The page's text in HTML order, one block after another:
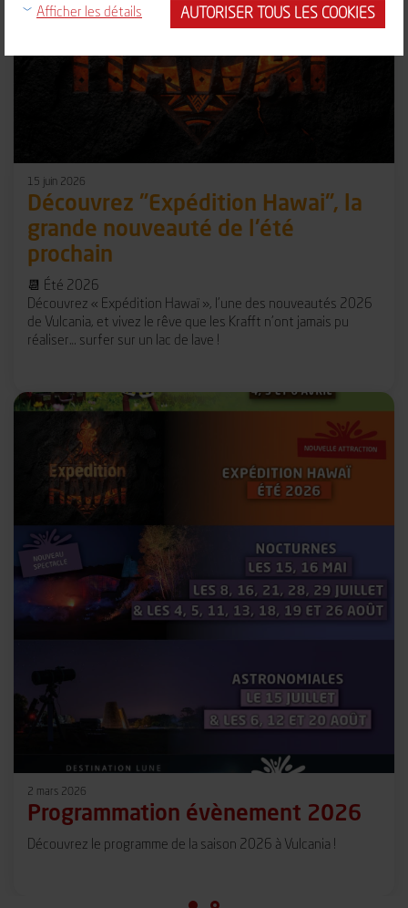
AUTORISER TOUS LES COOKIES
Afficher les détails
15 juin 2026
Découvrez "Expédition Hawai", la
grande nouveauté de l'été
prochain
📆 Été 2026
Découvrez « Expédition Hawaï », l’une des nouveautés 2026
de Vulcania, et vivez le rêve que les Krafft n’ont jamais pu
réaliser… surfer sur un lac de lave !
2 mars 2026
Programmation évènement 2026
Découvrez le programme de la saison 2026 à Vulcania !